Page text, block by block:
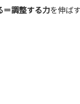
＝調整する力を伸ばす